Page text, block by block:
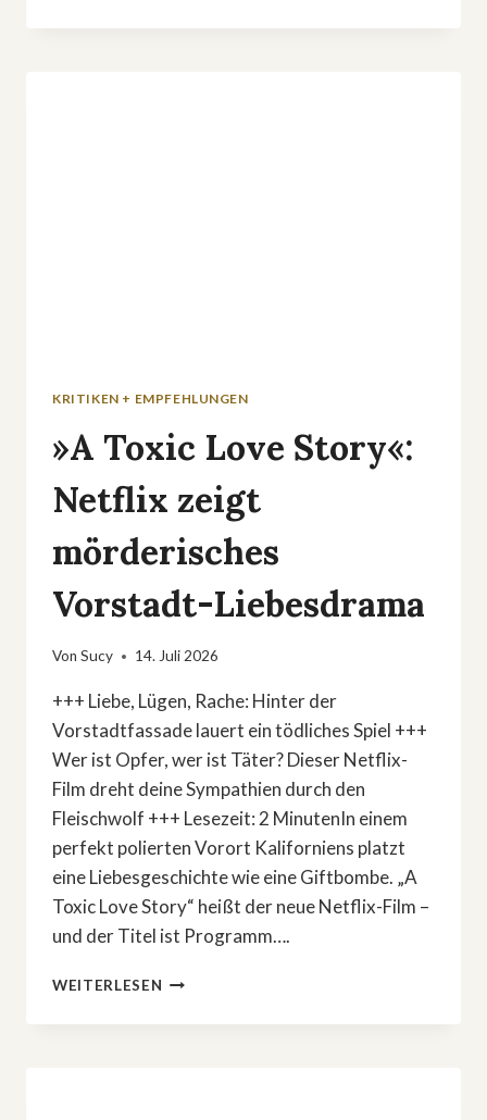
TRUTHERS«:
KRITIKEN + EMPFEHLUNGEN
»A Toxic Love Story«:
Netflix zeigt
mörderisches
Vorstadt-Liebesdrama
Von Sucy 14. Juli 2026
+++ Liebe, Lügen, Rache: Hinter der
Vorstadtfassade lauert ein tödliches Spiel +++
Wer ist Opfer, wer ist Täter? Dieser Netflix-
Film dreht deine Sympathien durch den
Fleischwolf +++ Lesezeit: 2 MinutenIn einem
perfekt polierten Vorort Kaliforniens platzt
eine Liebesgeschichte wie eine Giftbombe. „A
Toxic Love Story“ heißt der neue Netflix-Film –
und der Titel ist Programm….
WEITERLESEN »A
LOVE